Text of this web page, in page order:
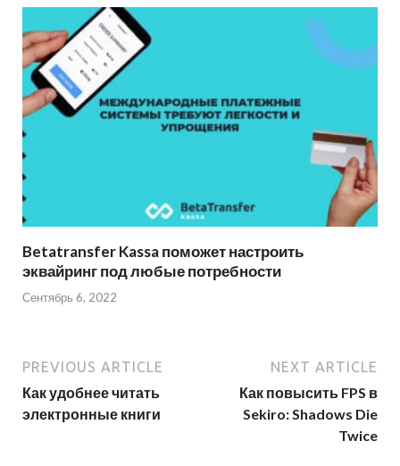
Betatransfer Kassa поможет настроить
эквайринг под любые потребности
Сентябрь 6, 2022
PREVIOUS ARTICLE
Как удобнее читать
электронные книги
NEXT ARTICLE
Как повысить FPS в
Sekiro: Shadows Die
Twice